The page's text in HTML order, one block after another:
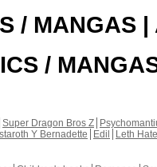
/ MANGAS |
/
Super Dragon Bros Z
Y Bernadette Edil
Leth Hate